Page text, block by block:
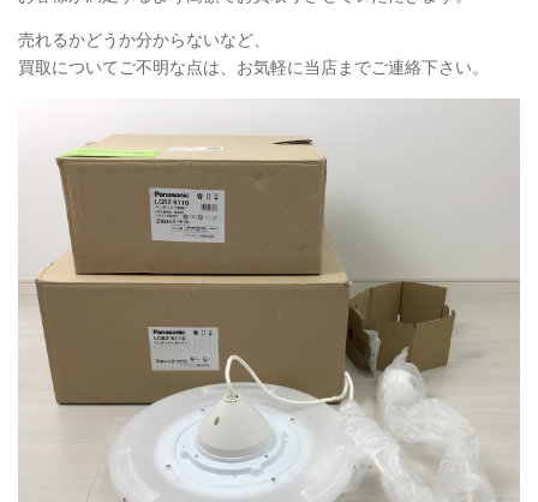
売れるかどうか分からないなど、
買取についてご不明な点は、お気軽に当店までご連絡下さい。